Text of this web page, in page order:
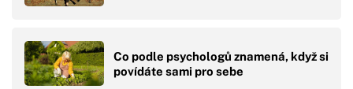
Co podle psychologů znamená, když si
povídáte sami pro sebe